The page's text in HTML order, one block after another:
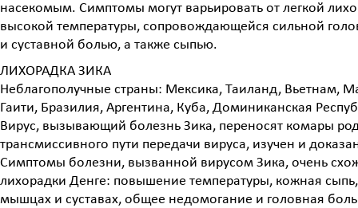
насекомым. Симптомы могут варьировать от легкой
высокой температуры, сопровождающейся сильной
и суставной болью, а также сыпью.
ЛИХОРАДКА ЗИКА
Неблагополучные страны: Мексика, Таиланд, Вьетнам,
Гаити, Бразилия, Аргентина, Куба, Доминиканская
Вирус, вызывающий болезнь Зика, переносят комары
трансмиссивного пути передачи вируса, изучен и
Симптомы болезни, вызванной вирусом Зика, очень
лихорадки Денге: повышение температуры, кожная
мышцах и суставах, общее недомогание и головная